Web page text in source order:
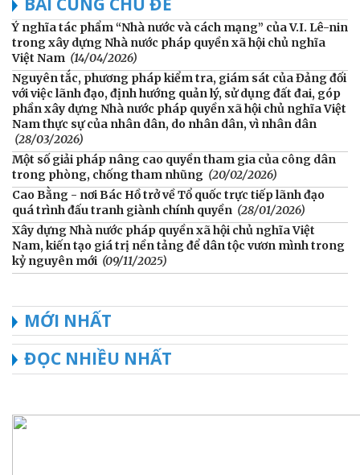
Ý nghĩa tác phẩm “Nhà nước và cách mạng” của V.I. Lê-nin
trong xây dựng Nhà nước pháp quyền xã hội chủ nghĩa
Việt Nam (14/04/2026)
Nguyên tắc, phương pháp kiểm tra, giám sát của Đảng đối
với việc lãnh đạo, định hướng quản lý, sử dụng đất đai, góp
phần xây dựng Nhà nước pháp quyền xã hội chủ nghĩa Việt
Nam thực sự của nhân dân, do nhân dân, vì nhân dân
(28/03/2026)
Một số giải pháp nâng cao quyền tham gia của công dân
trong phòng, chống tham nhũng (20/02/2026)
Cao Bằng - nơi Bác Hồ trở về Tổ quốc trực tiếp lãnh đạo
quá trình đấu tranh giành chính quyền (28/01/2026)
Xây dựng Nhà nước pháp quyền xã hội chủ nghĩa Việt
Nam, kiến tạo giá trị nền tảng để dân tộc vươn mình trong
kỷ nguyên mới (09/11/2025)
MỚI NHẤT
ĐỌC NHIỀU NHẤT